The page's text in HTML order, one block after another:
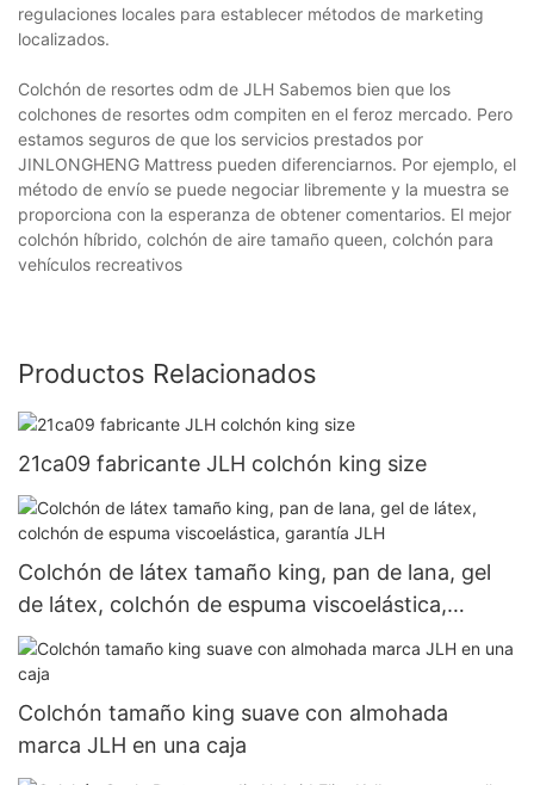
regulaciones locales para establecer métodos de marketing
localizados.
Colchón de resortes odm de JLH Sabemos bien que los
colchones de resortes odm compiten en el feroz mercado. Pero
estamos seguros de que los servicios prestados por
JINLONGHENG Mattress pueden diferenciarnos. Por ejemplo, el
método de envío se puede negociar libremente y la muestra se
proporciona con la esperanza de obtener comentarios. El mejor
colchón híbrido, colchón de aire tamaño queen, colchón para
vehículos recreativos
Productos Relacionados
21ca09 fabricante JLH colchón king size
Colchón de látex tamaño king, pan de lana, gel
de látex, colchón de espuma viscoelástica,
garantía JLH
Colchón tamaño king suave con almohada
marca JLH en una caja